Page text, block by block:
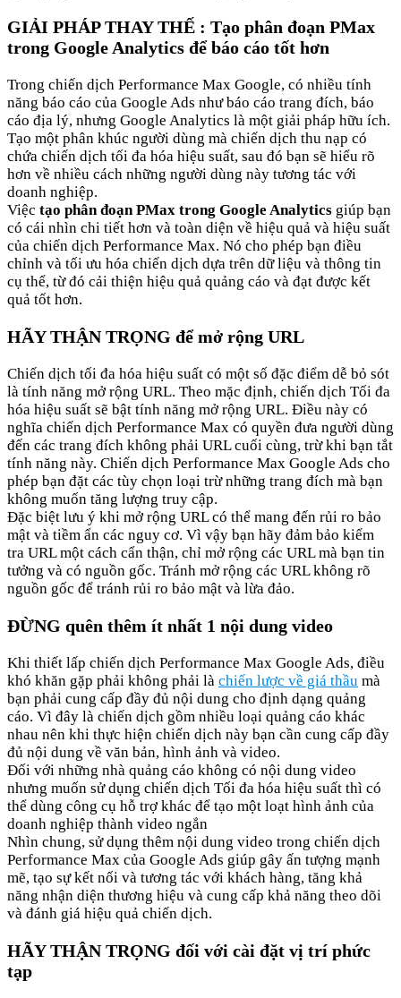
GIẢI PHÁP THAY THẾ : Tạo phân đoạn PMax
trong Google Analytics để báo cáo tốt hơn
Trong chiến dịch Performance Max Google, có nhiều tính
năng báo cáo của Google Ads như báo cáo trang đích, báo
cáo địa lý, nhưng Google Analytics là một giải pháp hữu ích.
Tạo một phân khúc người dùng mà chiến dịch thu nạp có
chứa chiến dịch tối đa hóa hiệu suất, sau đó bạn sẽ hiểu rõ
hơn về nhiều cách những người dùng này tương tác với
doanh nghiệp.
Việc tạo phân đoạn PMax trong Google Analytics giúp bạn
có cái nhìn chi tiết hơn và toàn diện về hiệu quả và hiệu suất
của chiến dịch Performance Max. Nó cho phép bạn điều
chỉnh và tối ưu hóa chiến dịch dựa trên dữ liệu và thông tin
cụ thể, từ đó cải thiện hiệu quả quảng cáo và đạt được kết
quả tốt hơn.
HÃY THẬN TRỌNG để mở rộng URL
Chiến dịch tối đa hóa hiệu suất có một số đặc điểm dễ bỏ sót
là tính năng mở rộng URL. Theo mặc định, chiến dịch Tối đa
hóa hiệu suất sẽ bật tính năng mở rộng URL. Điều này có
nghĩa chiến dịch Performance Max có quyền đưa người dùng
đến các trang đích không phải URL cuối cùng, trừ khi bạn tắt
tính năng này. Chiến dịch Performance Max Google Ads cho
phép bạn đặt các tùy chọn loại trừ những trang đích mà bạn
không muốn tăng lượng truy cập.
Đặc biệt lưu ý khi mở rộng URL có thể mang đến rủi ro bảo
mật và tiềm ẩn các nguy cơ. Vì vậy bạn hãy đảm bảo kiểm
tra URL một cách cẩn thận, chỉ mở rộng các URL mà bạn tin
tưởng và có nguồn gốc. Tránh mở rộng các URL không rõ
nguồn gốc để tránh rủi ro bảo mật và lừa đảo.
ĐỪNG quên thêm ít nhất 1 nội dung video
Khi thiết lấp chiến dịch Performance Max Google Ads, điều
khó khăn gặp phải không phải là chiến lược về giá thầu mà
bạn phải cung cấp đầy đủ nội dung cho định dạng quảng
cáo. Vì đây là chiến dịch gồm nhiều loại quảng cáo khác
nhau nên khi thực hiện chiến dịch này bạn cần cung cấp đầy
đủ nội dung về văn bản, hình ảnh và video.
Đối với những nhà quảng cáo không có nội dung video
nhưng muốn sử dụng chiến dịch Tối đa hóa hiệu suất thì có
thể dùng công cụ hỗ trợ khác để tạo một loạt hình ảnh của
doanh nghiệp thành video ngắn
Nhìn chung, sử dụng thêm nội dung video trong chiến dịch
Performance Max của Google Ads giúp gây ấn tượng mạnh
mẽ, tạo sự kết nối và tương tác với khách hàng, tăng khả
năng nhận diện thương hiệu và cung cấp khả năng theo dõi
và đánh giá hiệu quả chiến dịch.
HÃY THẬN TRỌNG đối với cài đặt vị trí phức
tạp